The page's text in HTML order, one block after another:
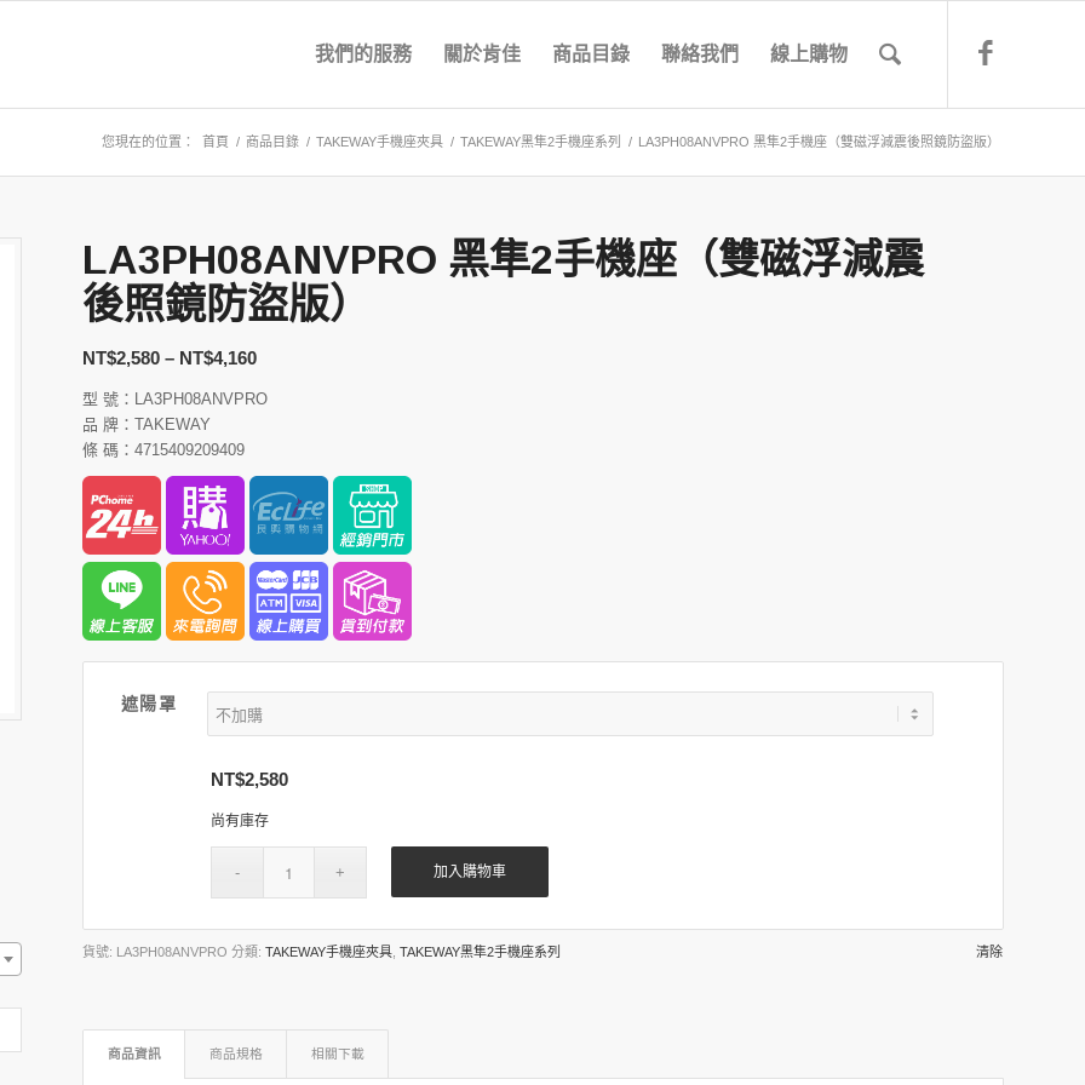
我們的服務 關於肯佳 商品目錄 聯絡我們 線上購物
您現在的位置： 首頁 / 商品目錄 / TAKEWAY手機座夾具 / TAKEWAY黑隼2手機座系列 / LA3PH08ANVPRO 黑隼2手機座（雙磁浮減震後照鏡防盜版）
LA3PH08ANVPRO 黑隼2手機座（雙磁浮減震
後照鏡防盜版）
NT$2,580 – NT$4,160
型 號：LA3PH08ANVPRO
品 牌：TAKEWAY
條 碼：4715409209409
遮陽罩
清除
NT$2,580
尚有庫存
加入購物車
貨號: LA3PH08ANVPRO 分類:TAKEWAY手機座夾具,TAKEWAY黑隼2手機座系列
商品資訊 商品規格 相關下載